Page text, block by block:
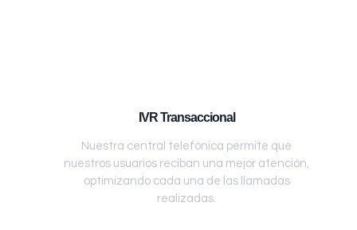
IVR Transaccional
Nuestra central telefónica permite que
nuestros usuarios reciban una mejor atención,
optimizando cada una de las llamadas
realizadas.